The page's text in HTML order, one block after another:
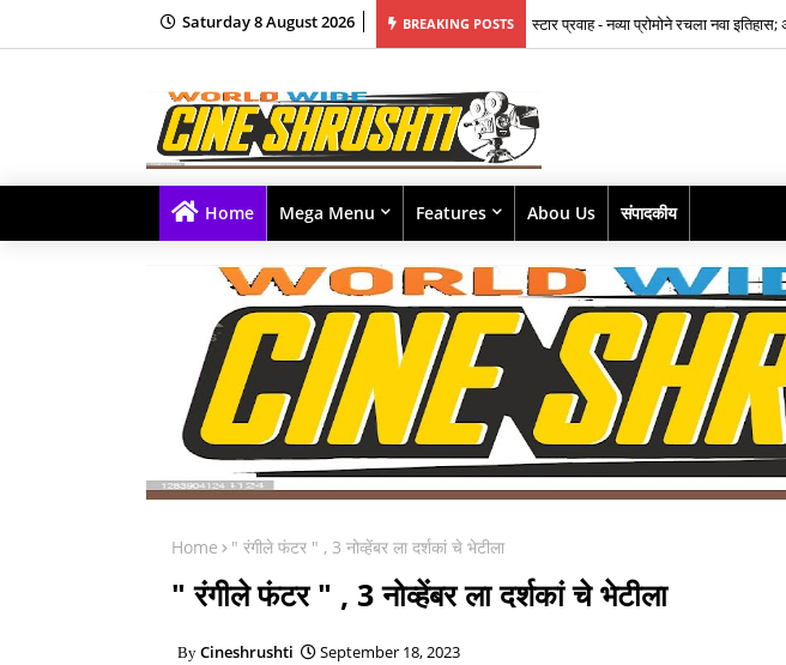
Saturday 8 August 2026 BREAKING POSTS
भूमिकेसाठी भीतीवर मात…‘आमच्या लाडक्या
Home Mega Menu Features Abou Us संपादकीय
Home " रंगीले फंटर " , 3 नोव्हेंबर ला दर्शकां चे भेटीला
" रंगीले फंटर " , 3 नोव्हेंबर ला दर्शकां चे भेटीला
Cineshrushti September 18, 2023